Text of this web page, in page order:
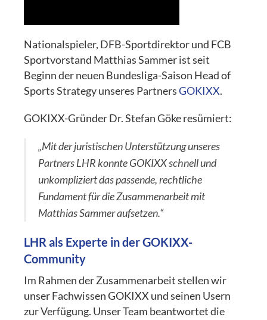
Nationalspieler, DFB-Sportdirektor und FCB
Sportvorstand Matthias Sammer ist seit
Beginn der neuen Bundesliga-Saison Head of
Sports Strategy unseres PartnersGOKIXX.
GOKIXX-Gründer Dr. Stefan Göke resümiert:
„Mit der juristischen Unterstützung unseres
Partners LHR konnte GOKIXX schnell und
unkompliziert das passende, rechtliche
Fundament für die Zusammenarbeit mit
Matthias Sammer aufsetzen.“
LHR als Experte in der GOKIXX-
Community
Im Rahmen der Zusammenarbeit stellen wir
unser Fachwissen GOKIXX und seinen Usern
zur Verfügung. Unser Team beantwortet die